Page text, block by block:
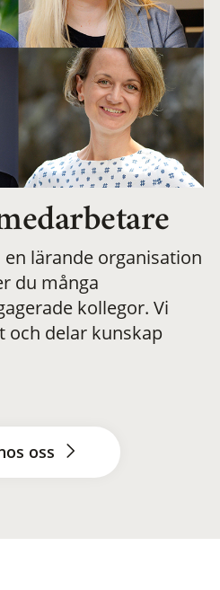
lärande organisation
du många
kollegor. Vi
och delar kunskap
oss